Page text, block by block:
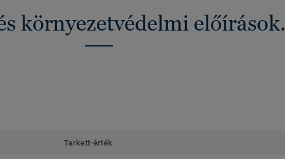
környezetvédelmi előírások.
Tarkett-érték